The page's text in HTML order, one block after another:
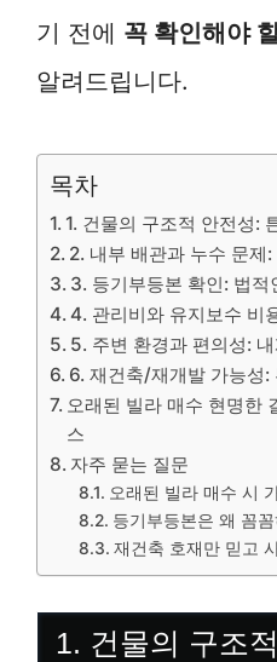
기 전에 꼭 확인해야
알려드립니다.
목차
1. 건물의 구조적 안전성:
2. 내부 배관과 누수 문제
3. 등기부등본 확인: 법
4. 관리비와 유지보수 비
5. 주변 환경과 편의성:
6. 재건축/재개발 가능성
오래된 빌라 매수 현명한
스
자주 묻는 질문
오래된 빌라 매수 시
등기부등본은 왜 꼼
재건축 호재만 믿고
1. 건물의 구조